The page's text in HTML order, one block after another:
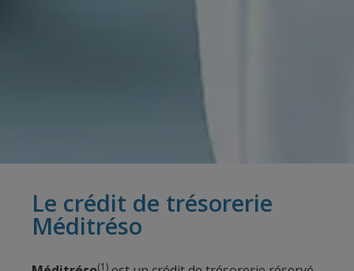
Le crédit de trésorerie
Méditréso
(1)